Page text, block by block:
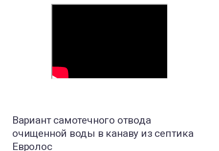
Вариант самотечного отвода
очищенной воды в канаву из септика
Евролос